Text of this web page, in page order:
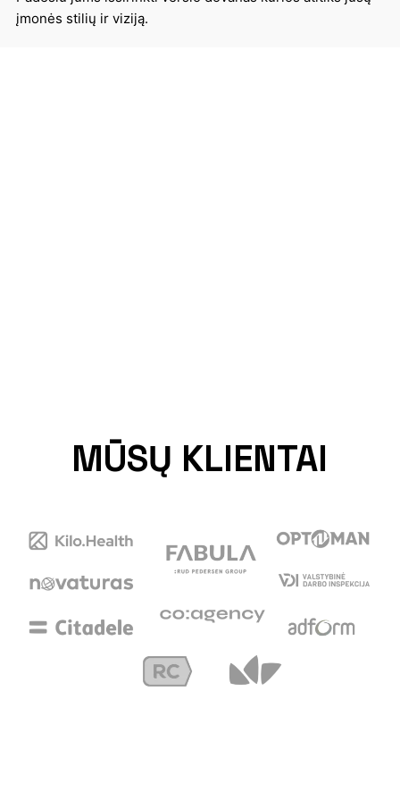
įmonės stilių ir viziją.
MŪSŲ KLIENTAI